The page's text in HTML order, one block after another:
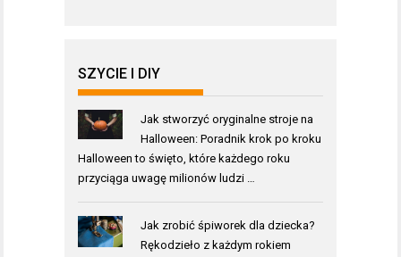
SZYCIE I DIY
Jak stworzyć oryginalne stroje na
Halloween: Poradnik krok po kroku
Halloween to święto, które każdego roku
przyciąga uwagę milionów ludzi …
Jak zrobić śpiworek dla dziecka?
Rękodzieło z każdym rokiem